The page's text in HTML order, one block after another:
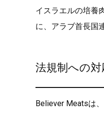
イスラエルの培養
に、アラブ首長国
法規制への
Believer Meatsは